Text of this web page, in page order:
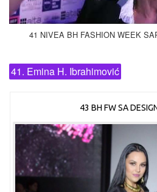
41 NIVEA BH FASHION WEEK
41. Emina H. Ibrahimović
43 BH FW SA